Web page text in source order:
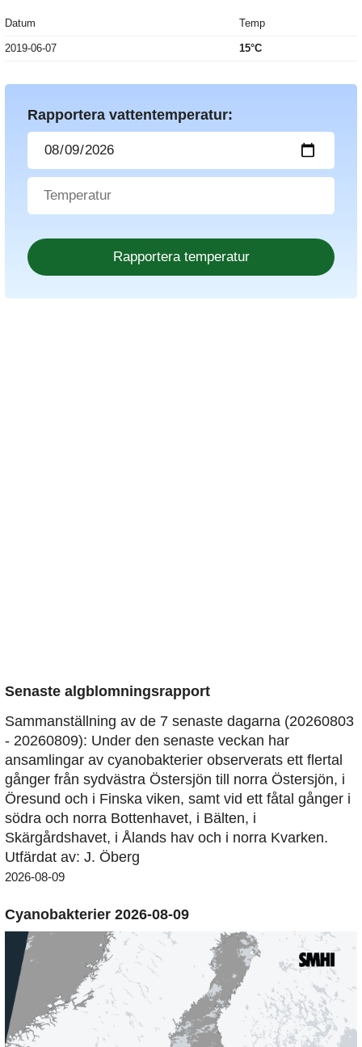
Datum Temp
2019-06-07 15°C
Rapportera vattentemperatur:
Senaste algblomningsrapport
Sammanställning av de 7 senaste dagarna (20260803
- 20260809): Under den senaste veckan har
ansamlingar av cyanobakterier observerats ett flertal
gånger från sydvästra Östersjön till norra Östersjön, i
Öresund och i Finska viken, samt vid ett fåtal gånger i
södra och norra Bottenhavet, i Bälten, i
Skärgårdshavet, i Ålands hav och i norra Kvarken.
Utfärdat av: J. Öberg
2026-08-09
Cyanobakterier 2026-08-09